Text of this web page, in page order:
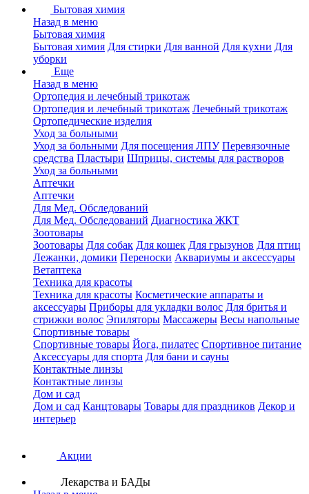
Бытовая химия
Назад в меню
Бытовая химия
Бытовая химия Для стирки Для ванной Для кухни Для
уборки
Еще
Назад в меню
Ортопедия и лечебный трикотаж
Ортопедия и лечебный трикотаж Лечебный трикотаж
Ортопедические изделия
Уход за больными
Уход за больными Для посещения ЛПУ Перевязочные
средства Пластыри Шприцы, системы для растворов
Уход за больными
Аптечки
Аптечки
Для Мед. Обследований
Для Мед. Обследований Диагностика ЖКТ
Зоотовары
Зоотовары Для собак Для кошек Для грызунов Для птиц
Лежанки, домики Переноски Аквариумы и аксессуары
Ветаптека
Техника для красоты
Техника для красоты Косметические аппараты и
аксессуары Приборы для укладки волос Для бритья и
стрижки волос Эпиляторы Массажеры Весы напольные
Спортивные товары
Спортивные товары Йога, пилатес Спортивное питание
Аксессуары для спорта Для бани и сауны
Контактные линзы
Контактные линзы
Дом и сад
Дом и сад Канцтовары Товары для праздников Декор и
интерьер
Акции
Лекарства и БАДы